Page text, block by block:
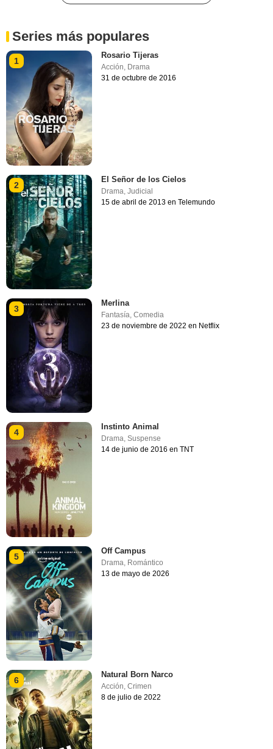
Series más populares
1
Rosario Tijeras
Acción, Drama
31 de octubre de 2016
2
El Señor de los Cielos
Drama ,Judicial
15 de abril de 2013 en Telemundo
3
Merlina
Fantasía,Comedia
23 de noviembre de 2022 en Netflix
4
Instinto Animal
Drama,Suspense
14 de junio de 2016 en TNT
5
Off Campus
Drama Romántico
13 de mayo de 2026
6
Natural Born Narco
Acción,Crimen
8 de julio de 2022